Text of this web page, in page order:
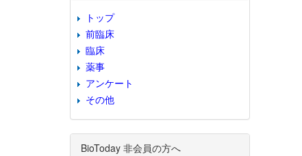
トップ
前臨床
臨床
薬事
アンケート
その他
BioToday 非会員の方へ